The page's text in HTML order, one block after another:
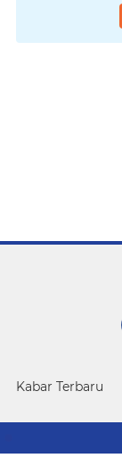
Kabar Terbaru